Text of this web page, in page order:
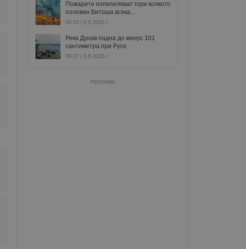
Пожарите изпепеляват гори колкото
половин Витоша всяка...
09:10 | 6.8.2026 г.
Река Дунав падна до минус 101
сантиметра при Русе
09:07 | 6.8.2026 г.
РЕКЛАМА